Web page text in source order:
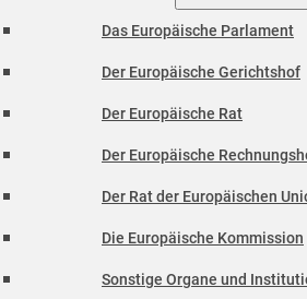
Das Europäische Parlament
Der Europäische Gerichtshof
Der Europäische Rat
Der Europäische
Der Rat der Europäischen
Die Europäische Kommission
Sonstige Organe und